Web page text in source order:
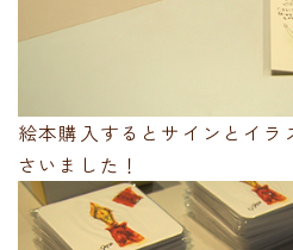
絵本購入するとサインとイラ
さいました！